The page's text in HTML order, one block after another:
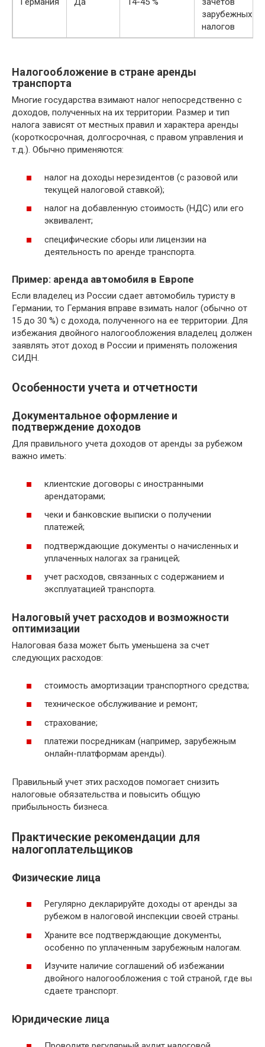
зарубежных
налогов
Налогообложение в стране аренды
транспорта
Многие государства взимают налог непосредственно с
доходов, полученных на их территории. Размер и тип
налога зависят от местных правил и характера аренды
(короткосрочная, долгосрочная, с правом управления и
т.д.). Обычно применяются:
налог на доходы нерезидентов (с разовой или
текущей налоговой ставкой);
налог на добавленную стоимость (НДС) или его
эквивалент;
специфические сборы или лицензии на
деятельность по аренде транспорта.
Пример: аренда автомобиля в Европе
Если владелец из России сдает автомобиль туристу в
Германии, то Германия вправе взимать налог (обычно от
15 до 30 %) с дохода, полученного на ее территории. Для
избежания двойного налогообложения владелец должен
заявлять этот доход в России и применять положения
СИДН.
Особенности учета и отчетности
Документальное оформление и
подтверждение доходов
Для правильного учета доходов от аренды за рубежом
важно иметь:
клиентские договоры с иностранными
арендаторами;
чеки и банковские выписки о получении
платежей;
подтверждающие документы о начисленных и
уплаченных налогах за границей;
учет расходов, связанных с содержанием и
эксплуатацией транспорта.
Налоговый учет расходов и возможности
оптимизации
Налоговая база может быть уменьшена за счет
следующих расходов:
стоимость амортизации транспортного средства;
техническое обслуживание и ремонт;
страхование;
платежи посредникам (например, зарубежным
онлайн-платформам аренды).
Правильный учет этих расходов помогает снизить
налоговые обязательства и повысить общую
прибыльность бизнеса.
Практические рекомендации для
налогоплательщиков
Физические лица
Регулярно декларируйте доходы от аренды за
рубежом в налоговой инспекции своей страны.
Храните все подтверждающие документы,
особенно по уплаченным зарубежным налогам.
Изучите наличие соглашений об избежании
двойного налогообложения с той страной, где вы
сдаете транспорт.
Юридические лица